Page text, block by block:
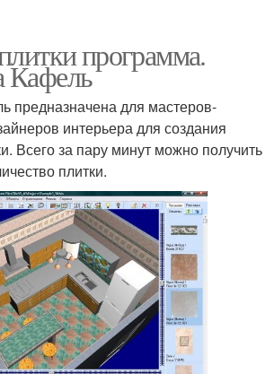
программа.
Кафель
предназначена для мастеров-
интерьера для создания
Всего за пару минут можно получить
плитки.